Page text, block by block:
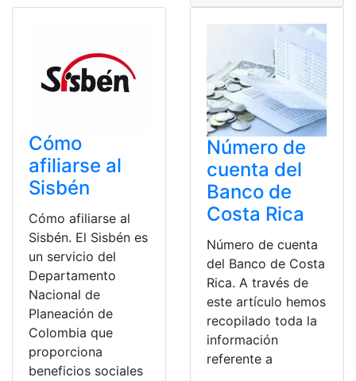
Cómo
afiliarse al
Sisbén
Cómo afiliarse al
Sisbén. El Sisbén es
un servicio del
Departamento
Nacional de
Planeación de
Colombia que
proporciona
beneficios sociales
Número de
cuenta del
Banco de
Costa Rica
Número de cuenta
del Banco de Costa
Rica. A través de
este artículo hemos
recopilado toda la
información
referente a